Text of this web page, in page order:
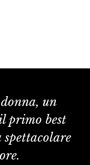
un
primo best
spettacolare